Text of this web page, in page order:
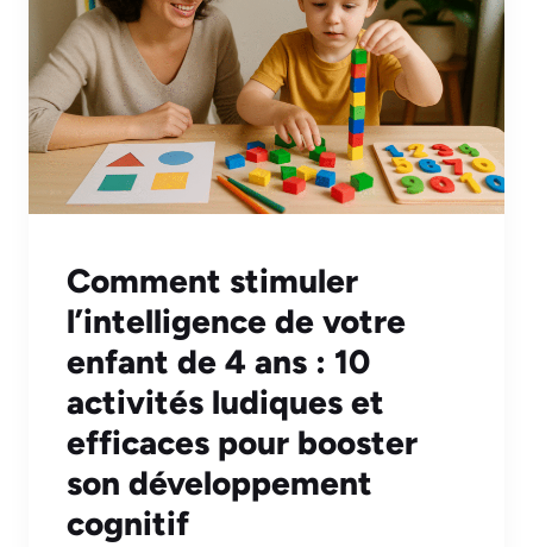
Comment stimuler
l’intelligence de votre
enfant de 4 ans : 10
activités ludiques et
efficaces pour booster
son développement
cognitif